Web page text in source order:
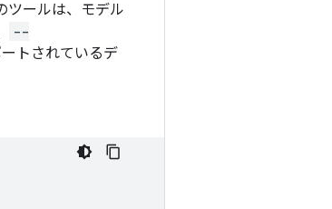
ツールは、モデル
--
トされているデ